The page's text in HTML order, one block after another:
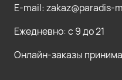
E-mail: zakaz@paradis-
Ежедневно: с 9 до 21
Онлайн-заказы